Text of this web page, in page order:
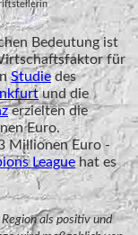
Bedeutung ist
für
Studie des
und die
erzielten die
Euro.
Millionen Euro -
League hat es
als positiv und